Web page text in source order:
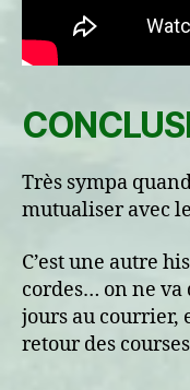
Très sympa
mutualiser avec
C’est une autre
cordes… on ne va
jours au courrier,
retour des